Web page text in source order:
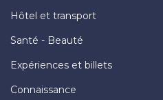
Hôtel et transport
Santé - Beauté
Expériences et billets
Connaissance